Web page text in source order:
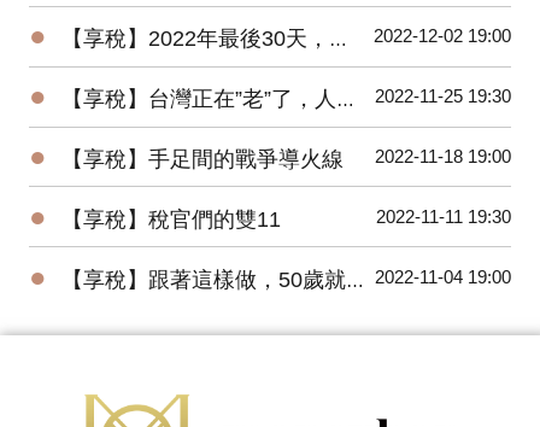
● 【享稅】2022年最後30天，您一定要做的事！ 2022-12-02 19:00
● 【享稅】台灣正在”老”了，人老，房更老！ 2022-11-25 19:30
● 【享稅】手足間的戰爭導火線 2022-11-18 19:00
● 【享稅】稅官們的雙11 2022-11-11 19:30
● 【享稅】跟著這樣做，50歲就一定退休 2022-11-04 19:00